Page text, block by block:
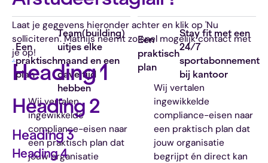
Een
praktisch
plan
Team(building)
uitjeselke
maand en een
gave tijd
hebben
Wij vertalen
ingewikkelde
compliance-eisen naar
een praktisch plan dat
jouw organisatie
Een
praktisch
plan
Stay fit met een
24/7
sportabonnement
bij kantoor
Wij vertalen
ingewikkelde
compliance-eisen naar
een praktisch plan dat
jouw organisatie
begrijpt én direct kan
Laat je gegevens hieronder achter en klik op 'Nu
solliciteren'. Mathijs neemt zo snel mogelijk contact met
je op!
Heading 1
Heading 2
Heading 3
Heading 4